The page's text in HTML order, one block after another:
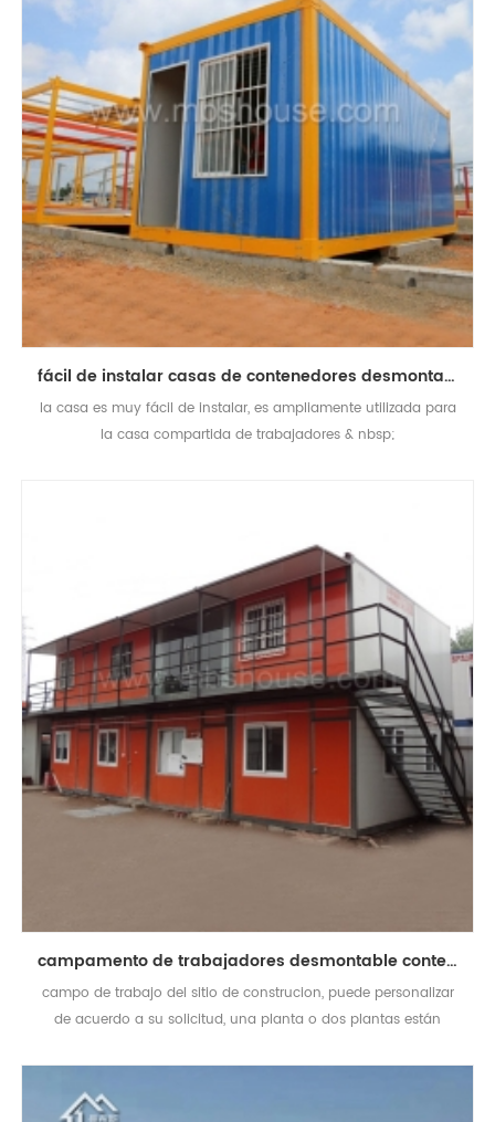
fácil de instalar casas de contenedores desmontables prefabricadas personalizadas
la casa es muy fácil de instalar, es ampliamente utilizada para
la casa compartida de trabajadores & nbsp;
campamento de trabajadores desmontable contenedor de la casa para el sitio de construcción
campo de trabajo del sitio de construcion, puede personalizar
de acuerdo a su solicitud, una planta o dos plantas están